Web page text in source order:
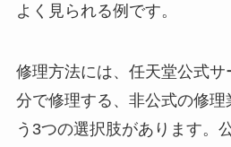
よく見られる例です。
修理方法には、任天堂公式サ
分で修理する、非公式の修
う3つの選択肢があります。